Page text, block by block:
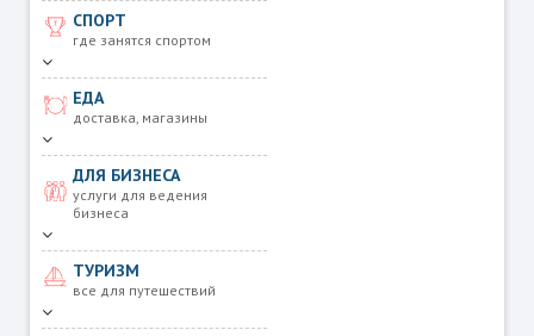
СПОРТ
где занятся спортом
ЕДА
доставка, магазины
ДЛЯ БИЗНЕСА
услуги для ведения
бизнеса
ТУРИЗМ
все для путешествий